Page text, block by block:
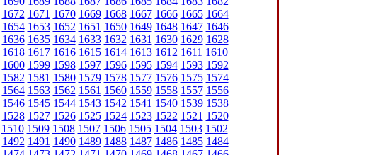
1672 1671 1670 1669 1668 1667 1666 1665 1664
1654 1653 1652 1651 1650 1649 1648 1647 1646
1636 1635 1634 1633 1632 1631 1630 1629 1628
1618 1617 1616 1615 1614 1613 1612 1611 1610
1600 1599 1598 1597 1596 1595 1594 1593 1592
1582 1581 1580 1579 1578 1577 1576 1575 1574
1564 1563 1562 1561 1560 1559 1558 1557 1556
1546 1545 1544 1543 1542 1541 1540 1539 1538
1528 1527 1526 1525 1524 1523 1522 1521 1520
1510 1509 1508 1507 1506 1505 1504 1503 1502
1492 1491 1490 1489 1488 1487 1486 1485 1484